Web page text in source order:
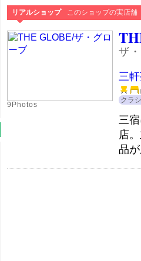
リアルショップ このショップの実店舗
9Photos
ザ
三
クラ
三
店
品